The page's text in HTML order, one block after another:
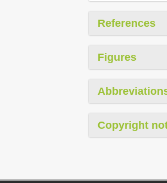
References
Figures
Copyright